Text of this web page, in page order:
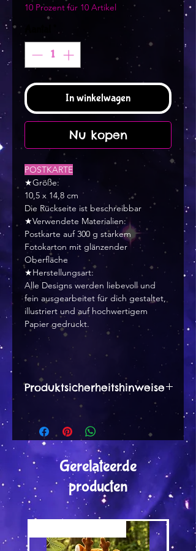
10 Prozent für 10 Artikel
In winkelwagen
Nu kopen
POSTKARTE
★Größe:
10,5 x 14,8 cm
Die Rückseite ist beschreibbar
★Verwendete Materialien:
Postkarte auf 300 g starkem
Fotokarton mit glänzender
Oberfläche
★Herstellungsart:
Alle Designs werden liebevoll und
fein ausgearbeitet für dich gestaltet,
illustriert und auf hochwertigem
Papier gedruckt.
Produktsicherheitshinweise
Herstellerangaben:
Dana Peter
Wernsbachstr. 12 a
57250 Netphen
tinytami [at] web.de
Hinweise :
Besteht aus Karton, daher leicht
entflammbar. Nicht in die Nähe
Gerelateerde
producten